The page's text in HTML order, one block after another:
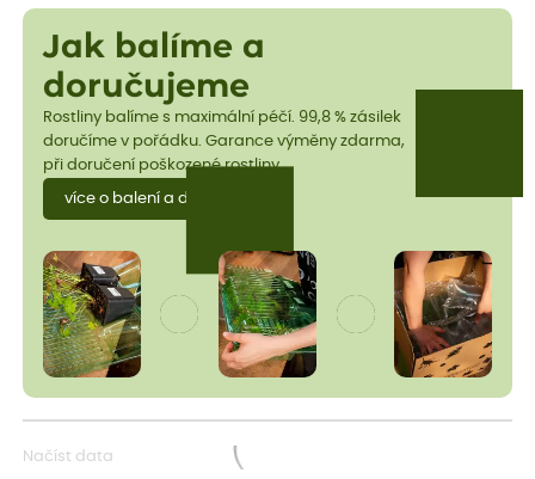
Jak balíme a
doručujeme
Rostliny balíme s maximální péčí. 99,8 % zásilek
doručíme v pořádku. Garance výměny zdarma,
při doručení poškozené rostliny.
více o balení a dopravě
Načíst data